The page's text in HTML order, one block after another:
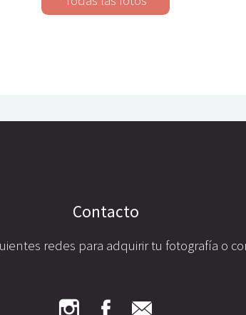
Contacto
redes para adquirir tu fotografía o